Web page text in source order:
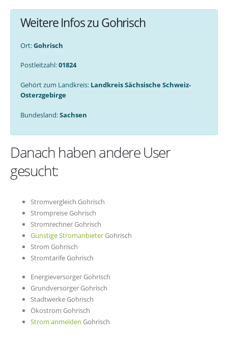
Weitere Infos zu Gohrisch
Ort:Gohrisch
Postleitzahl:01824
Gehört zum Landkreis: Landkreis Sächsische Schweiz-
Osterzgebirge
Bundesland:Sachsen
Danach haben andere User
gesucht:
Stromvergleich Gohrisch
Strompreise Gohrisch
Stromrechner Gohrisch
Günstige StromanbieterGohrisch
Strom Gohrisch
Stromtarife Gohrisch
Energieversorger Gohrisch
Grundversorger Gohrisch
Stadtwerke Gohrisch
Ökostrom Gohrisch
Strom anmelden Gohrisch